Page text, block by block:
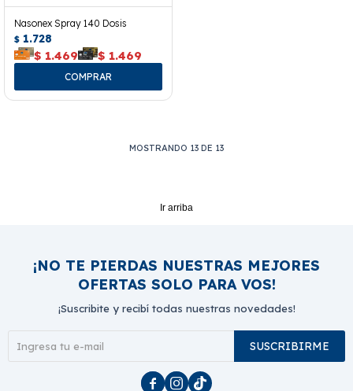
Nasonex Spray 140 Dosis
$ 1.728
$ 1.469 $ 1.469
MOSTRANDO 13 DE 13
Ir arriba
¡NO TE PIERDAS NUESTRAS MEJORES
OFERTAS SOLO PARA VOS!
¡Suscribite y recibí todas nuestras novedades!
SUSCRIBIRME
  